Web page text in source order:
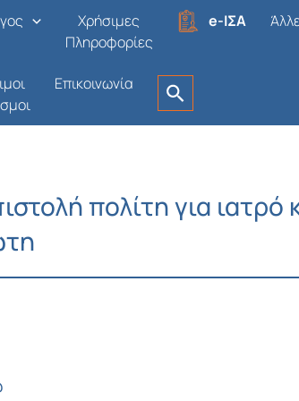
Χρήσιμες
Πληροφορίες
e-ΙΣΑ
Επικοινωνία
πολίτη για ιατρό